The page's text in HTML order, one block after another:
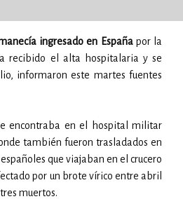
ingresado en Españapor la
recibido el alta hospitalaria y se
informaron este martes fuentes
encontraba en el hospital militar
también fueron trasladados en
que viajaban en el crucero
por un brote vírico entre abril
muertos.